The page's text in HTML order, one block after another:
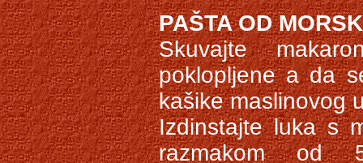
PAŠTA OD
Skuvajte
poklopljene a da
kašike maslinovog
Izdinstajte luka s
razmakom od